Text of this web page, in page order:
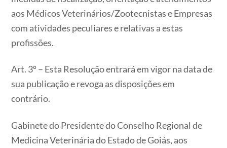
aos Médicos Veterinários/Zootecnistas e Empresas
com atividades peculiares e relativas a estas
profissões.
Art. 3º – Esta Resolução entrará em vigor na data de
sua publicação e revoga as disposições em
contrário.
Gabinete do Presidente do Conselho Regional de
Medicina Veterinária do Estado de Goiás, aos